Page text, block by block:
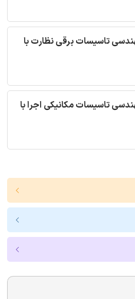
تاسیسات برقی نظارت با
تاسیسات مکانیکی اجرا با